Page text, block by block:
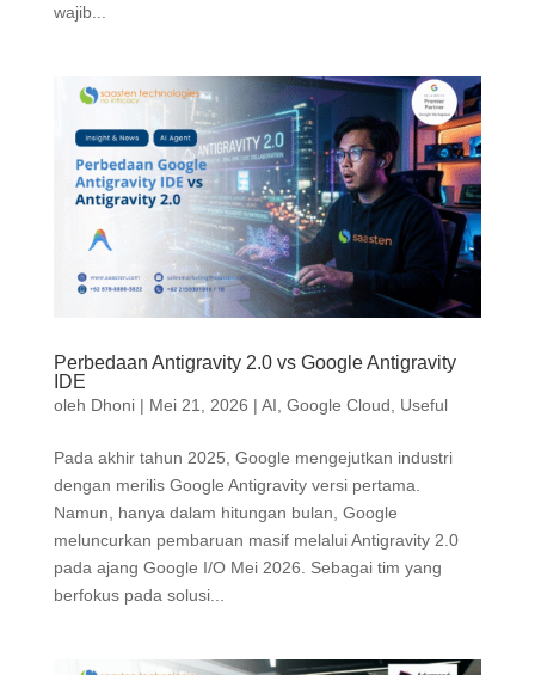
wajib...
Perbedaan Antigravity 2.0 vs Google Antigravity
IDE
oleh Dhoni| Mei 21, 2026 | AI Google Cloud Useful
Pada akhir tahun 2025, Google mengejutkan industri
dengan merilis Google Antigravity versi pertama.
Namun, hanya dalam hitungan bulan, Google
meluncurkan pembaruan masif melalui Antigravity 2.0
pada ajang Google I/O Mei 2026. Sebagai tim yang
berfokus pada solusi...